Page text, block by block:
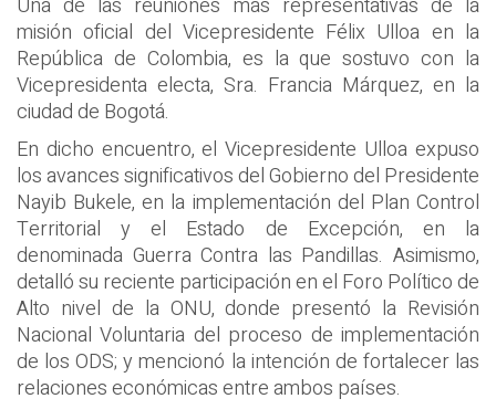
Una de las reuniones más representativas de la
misión oficial del Vicepresidente Félix Ulloa en la
República de Colombia, es la que sostuvo con la
Vicepresidenta electa, Sra. Francia Márquez, en la
ciudad de Bogotá.
En dicho encuentro, el Vicepresidente Ulloa expuso
los avances significativos del Gobierno del Presidente
Nayib Bukele, en la implementación del Plan Control
Territorial y el Estado de Excepción, en la
denominada Guerra Contra las Pandillas. Asimismo,
detalló su reciente participación en el Foro Político de
Alto nivel de la ONU, donde presentó la Revisión
Nacional Voluntaria del proceso de implementación
de los ODS; y mencionó la intención de fortalecer las
relaciones económicas entre ambos países.